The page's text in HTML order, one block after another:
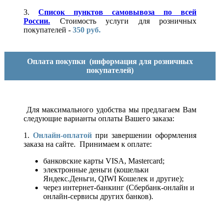
3. Список пунктов самовывоза по всей
России.
Стоимость услуги для розничных
покупателей - 350 руб.
Оплата покупки (информация для розничных
покупателей)
Для максимального удобства мы предлагаем Вам
следующие варианты оплаты Вашего заказа:
1. Онлайн-оплатой при завершении оформления
заказа на сайте. Принимаем к оплате:
банковские карты VISA, Mastercard;
электронные деньги (кошельки
Яндекс.Деньги, QIWI Кошелек и другие);
через интернет-банкинг (Сбербанк-онлайн и
онлайн-сервисы других банков).